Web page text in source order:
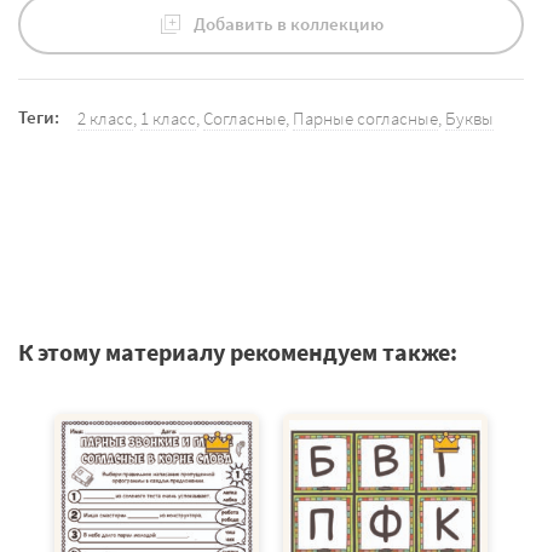
Добавить в коллекцию
Теги: 2 класс, 1 класс, Согласные, Парные согласные, Буквы
К этому материалу рекомендуем также: